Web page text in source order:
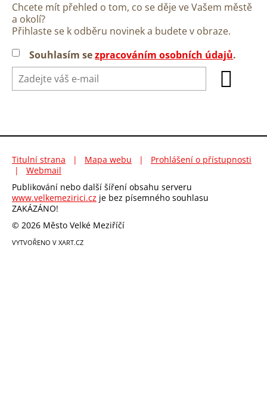
Chcete mít přehled o tom, co se děje ve Vašem městě
a okolí?
Přihlaste se k odběru novinek a budete v obraze.
Souhlasím sezpracováním osobních údajů.
Titulní strana | Mapa webu | Prohlášení o přístupnosti
| Webmail
Publikování nebo další šíření obsahu serveru
www.velkemezirici.cz je bez písemného souhlasu
ZAKÁZÁNO!
© 2026 Město Velké Meziříčí
VYTVOŘENO V XART.CZ